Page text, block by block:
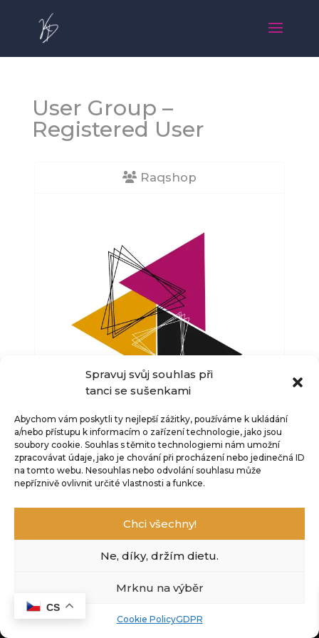
Spravuj svůj souhlas při
tanci se sušenkami
Abychom vám poskytli ty nejlepší zážitky, používáme k ukládání
a/nebo přístupu k informacím o zařízení technologie, jako jsou
soubory cookie. Souhlas s těmito technologiemi nám umožní
zpracovávat údaje, jako je chování při procházení nebo jedinečná ID
na tomto webu. Nesouhlas nebo odvolání souhlasu může
nepříznivě ovlivnit určité vlastnosti a funkce.
Chci všechny!
Ne, díky, držím dietu.
Mrknu na výběr
Cookie PolicyGDPR
User Group –
Registered User
Raqshop
Připojit se ke skupině
© Katka Kathreen Derouet 2023. Všechna práva
CS
Náušnice Moon Shadow
PŘIDAT
ORIENTÁLNÍ TECHNIKA
490 Kč
+ PŘIDAT